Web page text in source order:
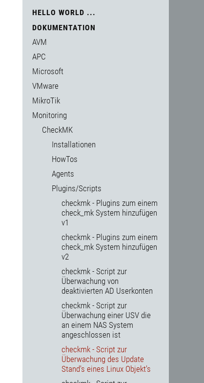
HELLO WORLD ...
DOKUMENTATION
AVM
APC
Microsoft
VMware
MikroTik
Monitoring
CheckMK
Installationen
HowTos
Agents
Plugins/Scripts
checkmk - Plugins zum einem
check_mk System hinzufügen
v1
checkmk - Plugins zum einem
check_mk System hinzufügen
v2
checkmk - Script zur
Überwachung von
deaktivierten AD Userkonten
checkmk - Script zur
Überwachung einer USV die
an einem NAS System
angeschlossen ist
checkmk - Script zur
Überwachung des Update
Stand's eines Linux Objekt's